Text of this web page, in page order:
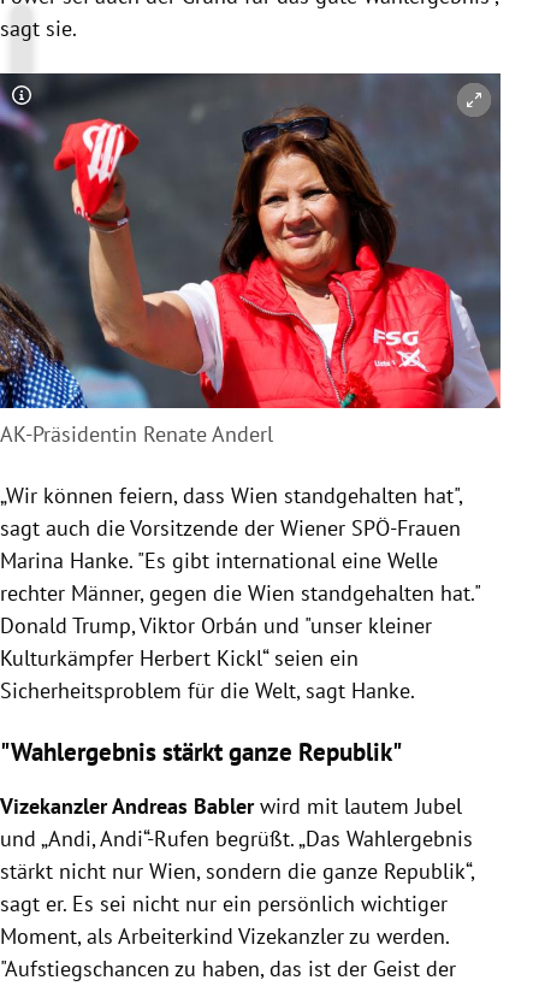
sagt sie.
Copyright-Hinweis öffnen/schließen
AK-Präsidentin Renate Anderl
„Wir können feiern, dass Wien standgehalten hat",
sagt auch die Vorsitzende der Wiener SPÖ-Frauen
Marina Hanke. "Es gibt international eine Welle
rechter Männer, gegen die Wien standgehalten hat."
Donald Trump, Viktor Orbán und "unser kleiner
Kulturkämpfer Herbert Kickl“ seien ein
Sicherheitsproblem für die Welt, sagt Hanke.
"Wahlergebnis stärkt ganze Republik"
Vizekanzler Andreas Bablerwird mit lautem Jubel
und „Andi, Andi“-Rufen begrüßt. „Das Wahlergebnis
stärkt nicht nur Wien, sondern die ganze Republik“,
sagt er. Es sei nicht nur ein persönlich wichtiger
Moment, als Arbeiterkind Vizekanzler zu werden.
"Aufstiegschancen zu haben, das ist der Geist der